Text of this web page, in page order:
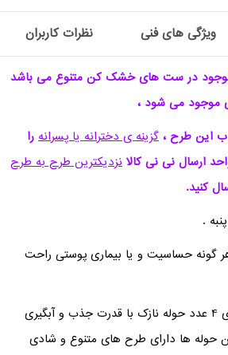
ویژگی های فنی نظرات کاربران
در ست های خشک کن متنوع می باشد
موجود می شود ،
این طرح ، گزینه ی دخترانه یا پسرانه را
ارسال نی نی کالا نزدیکترین طرح به طرح
کنید.
.
گونه حساسیت و یا بیماری پوستی راحت
بسته این خشک کن حاوی 4 عدد حوله نازک با قدرت جذب و آبگیری
حوله ها دارای طرح های متنوع و شادی